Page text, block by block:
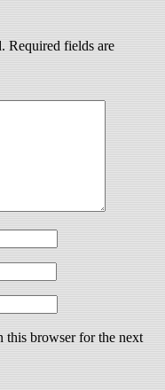
Required fields are
this browser for the next